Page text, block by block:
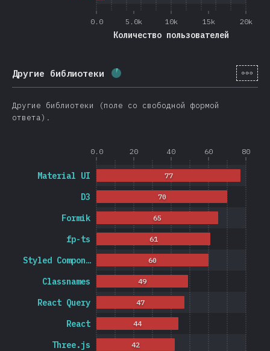
0.0 5.0k 10k 15k 20k
Количество пользователей
Другие библиотеки Процент заполнения: % (
[ru-
Другие библиотеки (поле со свободной формой
ответа).
0.0 20 40 60 80
Three.js
React
React Query
Classnames
Styled Compon…
fp-ts
Formik
D3
Material UI
42
44
47
49
60
61
65
70
77